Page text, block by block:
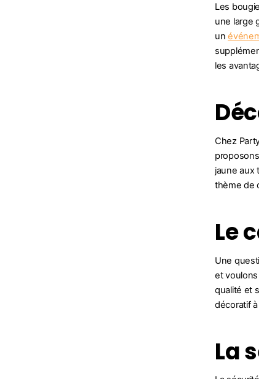
Les
une large
un
les
Chez
jaune aux
thème de
Le
Une
et
qualité et
décoratif
La